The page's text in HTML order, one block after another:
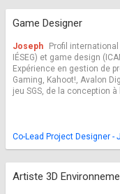
Game Designer
Joseph
Profil
IÉSEG) et game design
Expérience en gestion de
Gaming, Kahoot!, Avalon
jeu SGS, de la conception
Co-Lead Project Designer -
Artiste 3D